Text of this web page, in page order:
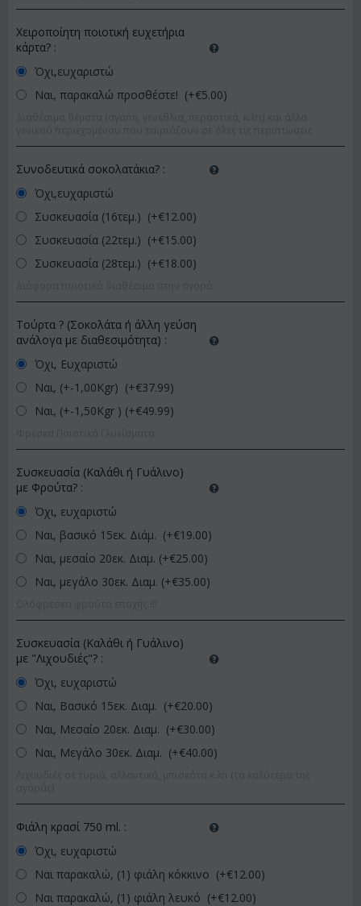
Χειροποίητη ποιοτική ευχετήρια
κάρτα? :
Όχι,ευχαριστώ
Ναι, παρακαλώ προσθέστε! (+€5.00)
Συνοδευτικά σοκολατάκια? :
Όχι,ευχαριστώ
Συσκευασία (16τεμ.) (+€12.00)
Συσκευασία (22τεμ.) (+€15.00)
Συσκευασία (28τεμ.) (+€18.00)
Τούρτα ? (Σοκολάτα ή άλλη γεύση
ανάλογα με διαθεσιμότητα) :
Όχι, Ευχαριστώ
Ναι, (+-1,00Kgr) (+€37.99)
Ναι, (+-1,50Kgr ) (+€49.99)
Συσκευασία (Καλάθι ή Γυάλινο)
με Φρούτα? :
Όχι, ευχαριστώ
Ναι, βασικό 15εκ. Διάμ. (+€19.00)
Ναι, μεσαίο 20εκ. Διαμ. (+€25.00)
Ναι, μεγάλο 30εκ. Διαμ. (+€35.00)
Συσκευασία (Καλάθι ή Γυάλινο)
με "Λιχουδιές"? :
Όχι, ευχαριστώ
Ναι, Βασικό 15εκ. Διαμ. (+€20.00)
Ναι, Μεσαίο 20εκ. Διαμ. (+€30.00)
Ναι, Μεγάλο 30εκ. Διαμ. (+€40.00)
Φιάλη κρασί 750 ml. :
Όχι, ευχαριστώ
Ναι παρακαλώ, (1) φιάλη κόκκινο (+€12.00)
Ναι παρακαλώ, (1) φιάλη λευκό (+€12.00)